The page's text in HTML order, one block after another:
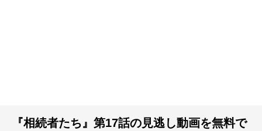
『相続者たち』第17話の見逃し動画を無料で